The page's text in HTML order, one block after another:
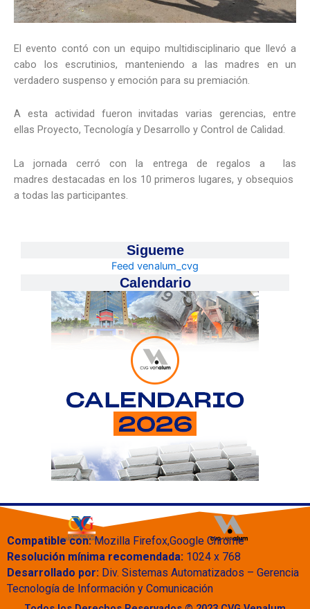
El evento contó con un equipo multidisciplinario que llevó a
cabo los escrutinios, manteniendo a las madres en un
verdadero suspenso y emoción para su premiación.
A esta actividad fueron invitadas varias gerencias, entre
ellas Proyecto, Tecnología y Desarrollo y Control de Calidad.
La jornada cerró con la entrega de regalos a las
madres destacadas en los 10 primeros lugares, y obsequios
a todas las participantes.
Sigueme
Feed venalum_cvg
Calendario
Compatible con:Mozilla Firefox,Google Chrome
Resolución mínima recomendada: 1024 x 768
Desarrollado por: Div. Sistemas Automatizados – Gerencia
Tecnología de Información y Comunicación